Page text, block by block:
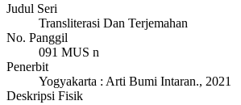
Judul Seri
Transliterasi Dan Terjemahan
No. Panggil
091 MUS n
Penerbit
Yogyakarta : Arti Bumi Intaran., 2021
Deskripsi Fisik